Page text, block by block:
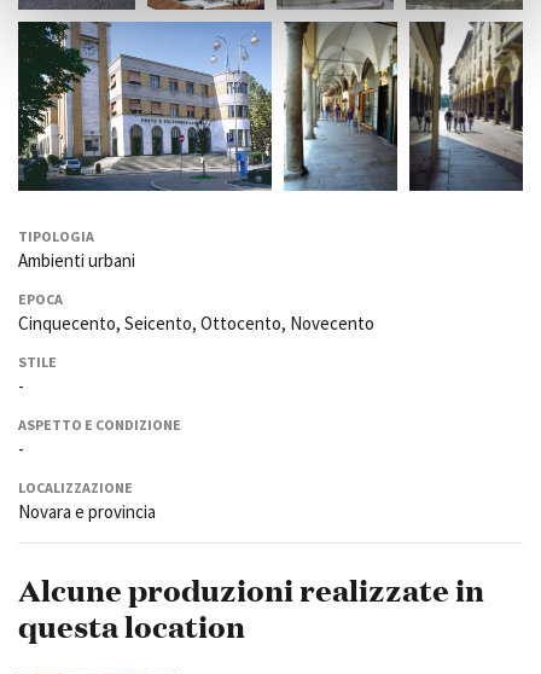
TIPOLOGIA
Ambienti urbani
EPOCA
Cinquecento, Seicento, Ottocento, Novecento
STILE
-
ASPETTO E CONDIZIONE
-
LOCALIZZAZIONE
Novara e provincia
Alcune produzioni realizzate in
questa location